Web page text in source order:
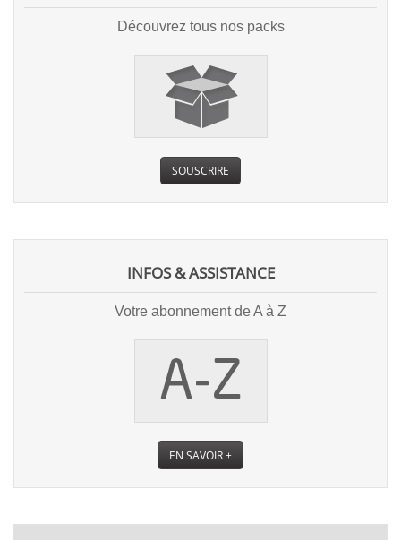
Découvrez tous nos packs
SOUSCRIRE
INFOS & ASSISTANCE
Votre abonnement de A à Z
EN SAVOIR +